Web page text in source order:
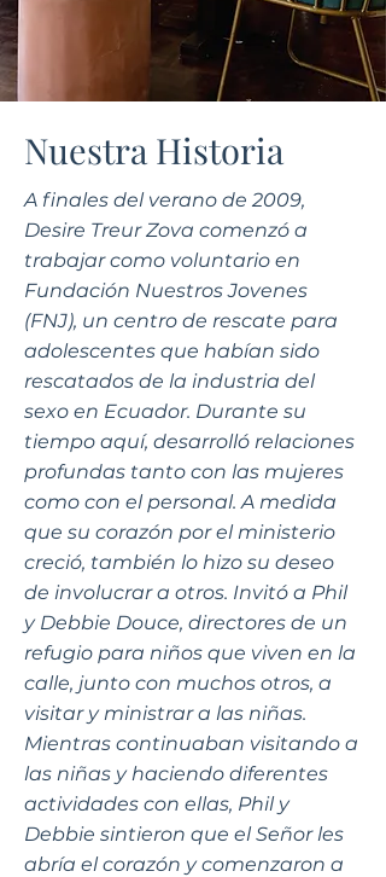
Nuestra Historia
A finales del verano de 2009,
Desire Treur Zova comenzó a
trabajar como voluntario en
Fundación Nuestros Jovenes
(FNJ), un centro de rescate para
adolescentes que habían sido
rescatados de la industria del
sexo en Ecuador. Durante su
tiempo aquí, desarrolló relaciones
profundas tanto con las mujeres
como con el personal. A medida
que su corazón por el ministerio
creció, también lo hizo su deseo
de involucrar a otros. Invitó a Phil
y Debbie Douce, directores de un
refugio para niños que viven en la
calle, junto con muchos otros, a
visitar y ministrar a las niñas.
Mientras continuaban visitando a
las niñas y haciendo diferentes
actividades con ellas, Phil y
Debbie sintieron que el Señor les
abría el corazón y comenzaron a